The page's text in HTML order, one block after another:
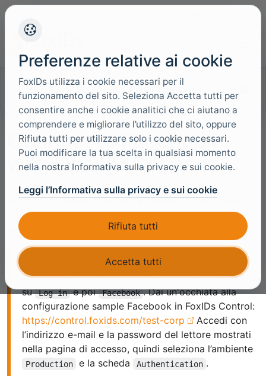
Cerca nella documentazione
Connect to Facebook
with OpenID Connect
Connect e autenticare utenti con Facebook login o
Facebook Limited login.
Puoi testare il login Facebook con il
app online
(documentazione sample) facendo clic
su Log in e poi Facebook . Dai un'occhiata alla
configurazione sample Facebook in FoxIDs Control:
https://control.foxids.com/test-corp
Accedi con
l’indirizzo e-mail e la password del lettore mostrati
nella pagina di accesso, quindi seleziona l’ambiente
Production e la scheda Authentication .
Preferenze relative ai cookie
FoxIDs utilizza i cookie necessari per il
funzionamento del sito. Seleziona Accetta tutti per
consentire anche i cookie analitici che ci aiutano a
comprendere e migliorare l’utilizzo del sito, oppure
Rifiuta tutti per utilizzare solo i cookie necessari.
Puoi modificare la tua scelta in qualsiasi momento
nella nostra Informativa sulla privacy e sui cookie.
Leggi l’Informativa sulla privacy e sui cookie
Rifiuta tutti
Accetta tutti